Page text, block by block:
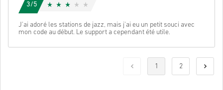
3/5
J'ai adoré les stations de jazz, mais j'ai eu un petit souci avec
mon code au début. Le support a cependant été utile.
1 2